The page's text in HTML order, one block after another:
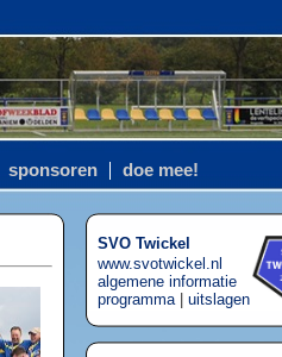
sponsoren doe mee!
SVO Twickel
www.svotwickel.nl
algemene informatie
programma| uitslagen